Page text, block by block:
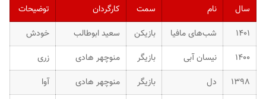
سال نام سمت کارگردان
توضیحات
۱۴۰۱
شب‌های مافیا بازیکن سعید ابوطالب
خودش
۱۴۰۰
نیسان آبی بازیگر منوچهر هادی
زری
۱۳۹۸
دل بازیگر منوچهر هادی
آوا